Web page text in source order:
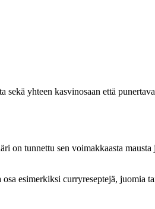
yhteen kasvinosaan että
tunnettu sen voimakkaasta
esimerkiksi curryreseptejä, juomia